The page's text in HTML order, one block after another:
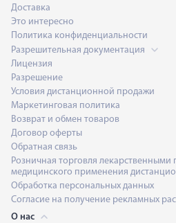
Доставка
Это интересно
Политика конфиденциальности
Разрешительная документация
Лицензия
Разрешение
Условия дистанционной продажи
Маркетинговая политика
Возврат и обмен товаров
Договор оферты
Обратная связь
Розничная торговля лекарственными
медицинского применения
Обработка персональных данных
Согласие на получение рекламных
О нас